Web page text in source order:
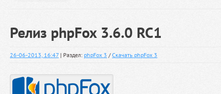
Релиз phpFox 3.6.0 RC1
26-06-2013, 16:47 | Раздел: phpFox 3 /Скачать phpFox 3